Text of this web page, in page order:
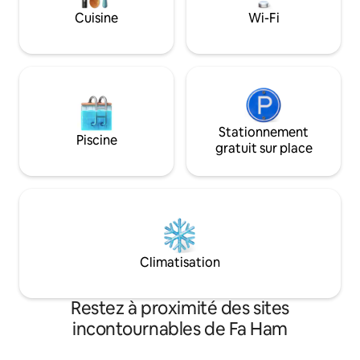
de Bupalan (environ 2,6 km)
Aéroport/Gare : Aéroport international
Mai (3,0 km)
tous les jours
marché local, il y
nettoyage.Très
en son genre.
Cuisine Wi-Fi
Piscine
Stationnement
gratuit sur place
Climatisation
Restez à proximité des sites
incontournables de Fa Ham